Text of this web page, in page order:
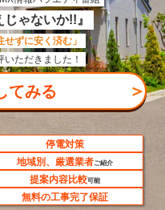
じゃないか!!』
せずに安く済む」
いただきました！
てみる ＞
停電対策
地域別、厳選業者ご紹介
提案内容比較可能
無料の工事完了保証